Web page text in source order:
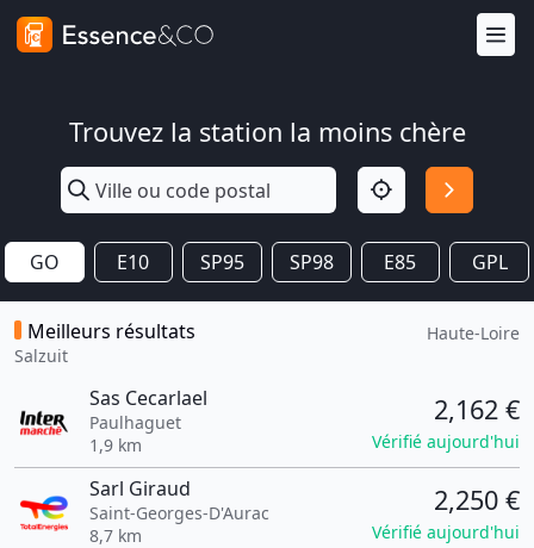
Trouvez la station la moins chère
GO E10 SP95 SP98 E85 GPL
Meilleurs résultats
Salzuit
Haute-Loire
Sas Cecarlael
Paulhaguet
1,9 km
2,162 €
Vérifié aujourd'hui
Sarl Giraud
Saint-Georges-D'Aurac
8,7 km
2,250 €
Vérifié aujourd'hui